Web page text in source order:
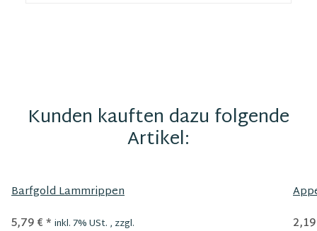
Kunden kauften dazu folgende
Artikel:
Barfgold Lammrippen
5,79 €* inkl. 7% USt. , zzgl.